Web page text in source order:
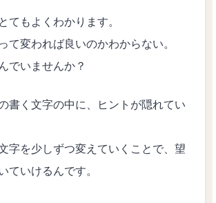
てもよくわかります。
て変われば良いのかわからない。
でいませんか？
書く文字の中に、ヒントが隠れてい
字を少しずつ変えていくことで、望
ていけるんです。